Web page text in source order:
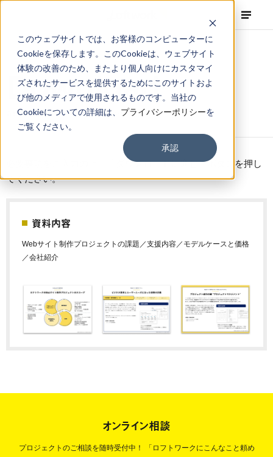
このウェブサイトでは、お客様のコンピューターに
Cookieを保存します。このCookieは、ウェブサイト
体験の改善のため、またより個人向けにカスタマイ
ズされたサービスを提供するためにこのサイトおよ
び他のメディアで使用されるものです。当社の
Cookieについての詳細は、 プライバシーポリシーを
ご覧ください。
承認
Download
Webサイト制作サービス 資料ダウンロード
必要事項をご入力の上、「ダウンロードに進む」ボタンを押し
てください。
資料内容
Webサイト制作プロジェクトの課題／支援内容／モデルケースと価格
／会社紹介
オンライン相談
プロジェクトのご相談を随時受付中！
「ロフトワークにこんなこと頼め